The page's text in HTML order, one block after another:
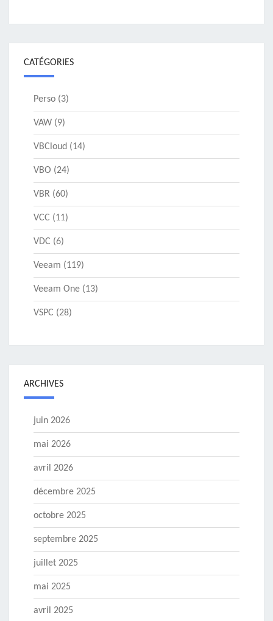
CATÉGORIES
Perso (3)
VAW (9)
VBCloud (14)
VBO (24)
VBR (60)
VCC (11)
VDC (6)
Veeam (119)
Veeam One (13)
VSPC (28)
ARCHIVES
juin 2026
mai 2026
avril 2026
décembre 2025
octobre 2025
septembre 2025
juillet 2025
mai 2025
avril 2025